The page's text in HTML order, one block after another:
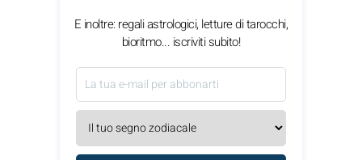
E inoltre: regali astrologici, letture di tarocchi,
bioritmo... iscriviti subito!